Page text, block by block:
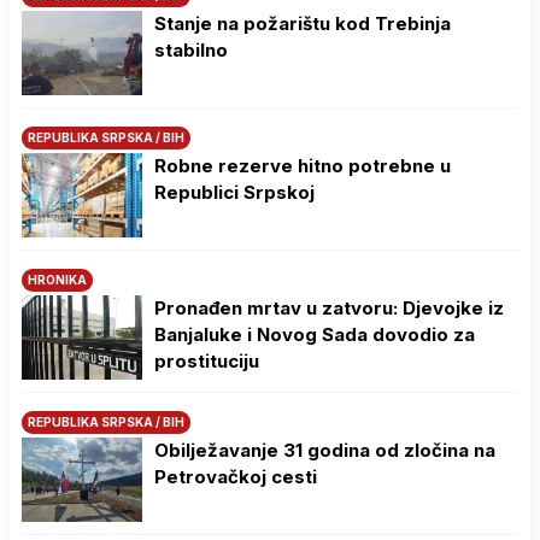
Stanje na požarištu kod Trebinja
stabilno
REPUBLIKA SRPSKA / BIH
Robne rezerve hitno potrebne u
Republici Srpskoj
HRONIKA
Pronađen mrtav u zatvoru: Djevojke iz
Banjaluke i Novog Sada dovodio za
prostituciju
REPUBLIKA SRPSKA / BIH
Obilježavanje 31 godina od zločina na
Petrovačkoj cesti